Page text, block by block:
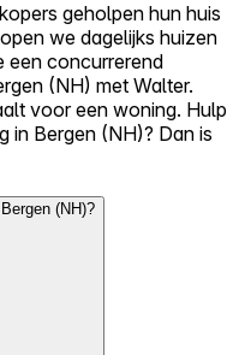
geholpen hun huis
we dagelijks huizen
een concurrerend
(NH) met Walter.
voor een woning. Hulp
in Bergen (NH)? Dan is
(NH)?